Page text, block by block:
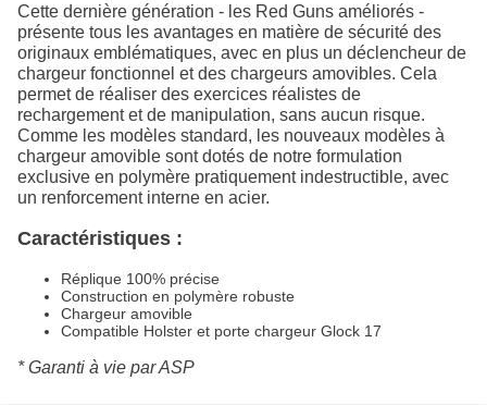
Cette dernière génération - les Red Guns améliorés -
présente tous les avantages en matière de sécurité des
originaux emblématiques, avec en plus un déclencheur de
chargeur fonctionnel et des chargeurs amovibles. Cela
permet de réaliser des exercices réalistes de
rechargement et de manipulation, sans aucun risque.
Comme les modèles standard, les nouveaux modèles à
chargeur amovible sont dotés de notre formulation
exclusive en polymère pratiquement indestructible, avec
un renforcement interne en acier.
Caractéristiques :
Réplique 100% précise
Construction en polymère robuste
Chargeur amovible
Compatible Holster et porte chargeur Glock 17
* Garanti à vie par ASP